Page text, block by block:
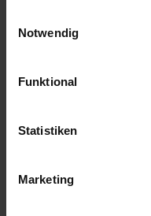
Notwendig
Funktional
Statistiken
Marketing